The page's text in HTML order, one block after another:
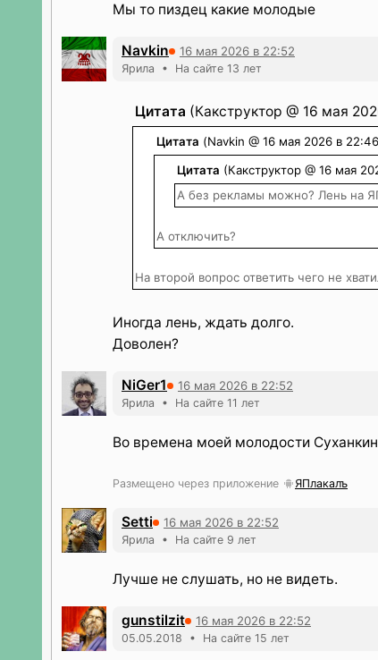
Мы то пиздец какие молодые
Navkin 16 мая 2026 в 22:52
Ярила • На сайте 13 лет
Цитата (Какструктор @ 16 мая
Цитата (Navkin @ 16 мая 2026 в
Цитата (Какструктор @ 16 мая
А без рекламы можно? Лень на
А отключить?
На второй вопрос ответить чего не
Иногда лень, ждать долго.
Доволен?
NiGer1 16 мая 2026 в 22:52
Ярила • На сайте 11 лет
Во времена моей молодости
Размещено через приложение ЯПлакалъ
Setti 16 мая 2026 в 22:52
Ярила • На сайте 9 лет
Лучше не слушать, но не видеть.
gunstilzit 16 мая 2026 в 22:52
05.05.2018 • На сайте 15 лет